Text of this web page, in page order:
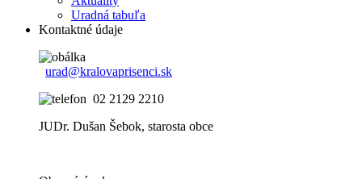
Uradná tabuľa
Kontaktné údaje
urad@kralovaprisenci.sk
02 2129 2210
JUDr. Dušan Šebok, starosta obce